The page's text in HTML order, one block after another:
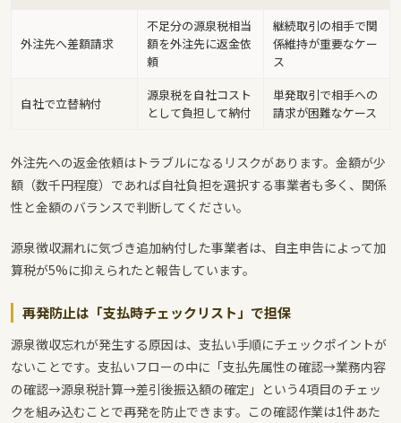
外注先へ差額請求
不足分の源泉税相当
額を外注先に返金依
頼
継続取引の相手で関
係維持が重要なケー
ス
自社で立替納付
源泉税を自社コスト
として負担して納付
単発取引で相手への
請求が困難なケース
外注先への返金依頼はトラブルになるリスクがあります。金額が少
額（数千円程度）であれば自社負担を選択する事業者も多く、関係
性と金額のバランスで判断してください。
源泉徴収漏れに気づき追加納付した事業者は、自主申告によって加
算税が5%に抑えられたと報告しています。
再発防止は「支払時チェックリスト」で担保
源泉徴収忘れが発生する原因は、支払い手順にチェックポイントが
ないことです。支払いフローの中に「支払先属性の確認→業務内容
の確認→源泉税計算→差引後振込額の確定」という4項目のチェッ
クを組み込むことで再発を防止できます。この確認作業は1件あた